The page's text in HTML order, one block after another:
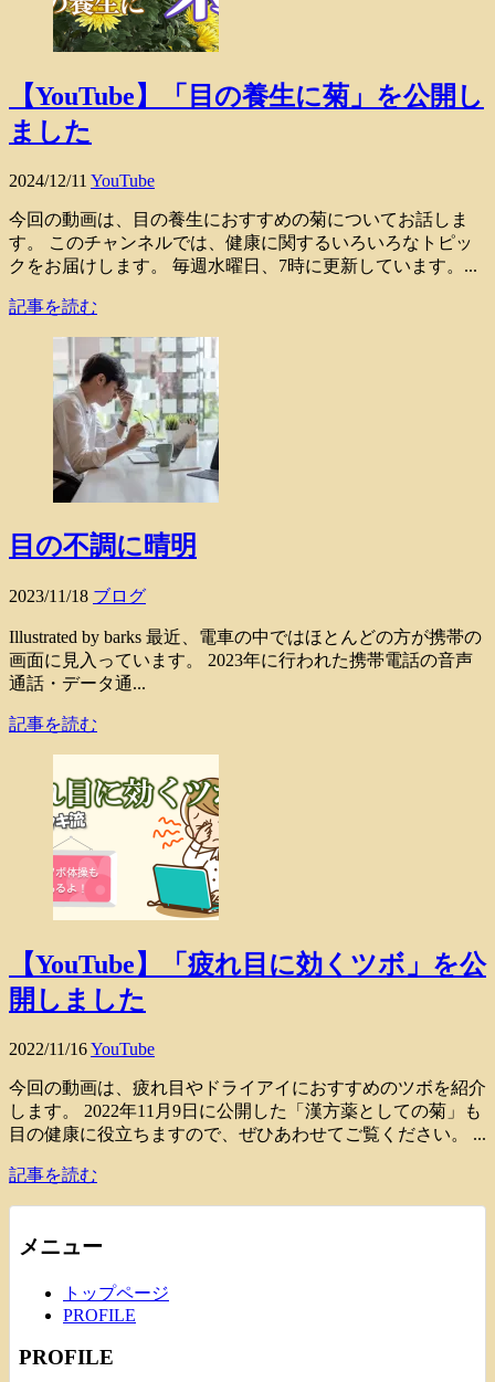
【YouTube】「目の養生に菊」を公開し
ました
2024/12/11 YouTube
今回の動画は、目の養生におすすめの菊についてお話しま
す。 このチャンネルでは、健康に関するいろいろなトピッ
クをお届けします。 毎週水曜日、7時に更新しています。...
記事を読む
目の不調に晴明
2023/11/18 ブログ
Illustrated by barks 最近、電車の中ではほとんどの方が携帯の
画面に見入っています。 2023年に行われた携帯電話の音声
通話・データ通...
記事を読む
【YouTube】「疲れ目に効くツボ」を公
開しました
2022/11/16YouTube
今回の動画は、疲れ目やドライアイにおすすめのツボを紹介
します。 2022年11月9日に公開した「漢方薬としての菊」も
目の健康に役立ちますので、ぜひあわせてご覧ください。 ...
記事を読む
メニュー
トップページ
PROFILE
PROFILE